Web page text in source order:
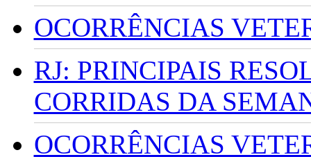
OCORRÊNCIAS
RJ: PRINCIPAIS
CORRIDAS DA
OCORRÊNCIAS